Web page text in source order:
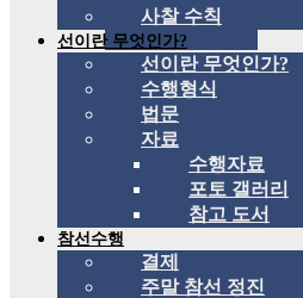
사찰 수칙
선이란 무엇인가?
선이란 무엇인가?
수행형식
법문
자료
수행자료
포토 갤러리
참고 도서
참선수행
결제
주말 참선 정진